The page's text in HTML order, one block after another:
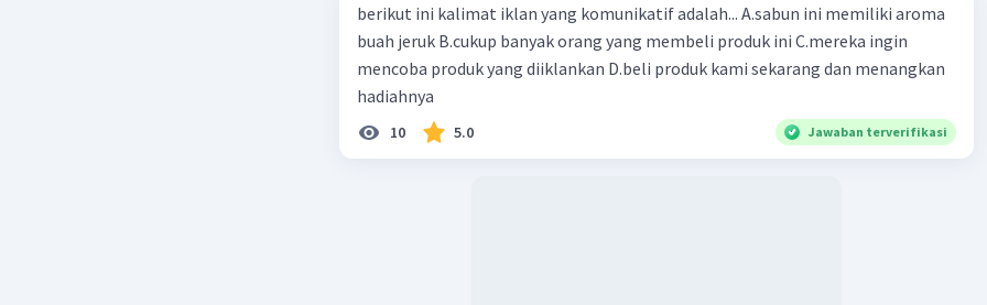
berikut ini kalimat iklan yang komunikatif adalah... A.sabun ini memiliki aroma
buah jeruk B.cukup banyak orang yang membeli produk ini C.mereka ingin
mencoba produk yang diiklankan D.beli produk kami sekarang dan menangkan
hadiahnya
10 5.0 Jawaban terverifikasi